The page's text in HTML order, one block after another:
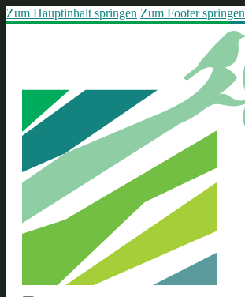
Zum Hauptinhalt springen Zum Footer springen